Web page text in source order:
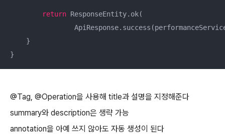
return ResponseEntity.ok(
    }
}
@Tag, @Operation을 사용해 title과 설명을 지정해준다
summary와 description은 생략 가능
annotation을 아예 쓰지 않아도 자동 생성이 된다